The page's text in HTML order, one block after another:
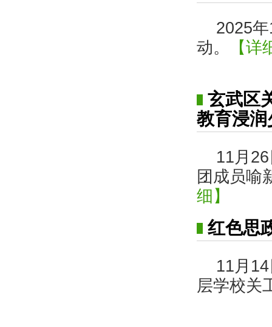
2025
动。
【详
玄武区
教育浸润
11月
团成员喻
细】
红色思
11月
层学校关